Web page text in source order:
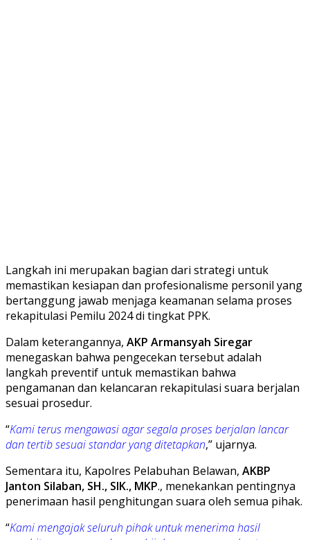
Langkah ini merupakan bagian dari strategi untuk
memastikan kesiapan dan profesionalisme personil yang
bertanggung jawab menjaga keamanan selama proses
rekapitulasi Pemilu 2024 di tingkat PPK.
Dalam keterangannya, AKP Armansyah Siregar
menegaskan bahwa pengecekan tersebut adalah
langkah preventif untuk memastikan bahwa
pengamanan dan kelancaran rekapitulasi suara berjalan
sesuai prosedur.
“Kami terus mengawasi agar segala proses berjalan lancar
dan tertib sesuai standar yang ditetapkan,” ujarnya.
Sementara itu, Kapolres Pelabuhan Belawan, AKBP
Janton Silaban, SH., SIK., MKP., menekankan pentingnya
penerimaan hasil penghitungan suara oleh semua pihak.
“Kami mengajak seluruh pihak untuk menerima hasil